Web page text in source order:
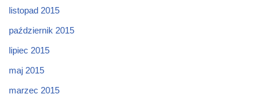
listopad 2015
październik 2015
lipiec 2015
maj 2015
marzec 2015